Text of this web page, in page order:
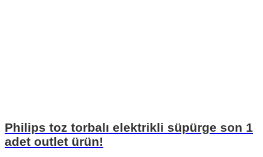
Philips toz torbalı elektrikli süpürge son 1
adet outlet ürün!